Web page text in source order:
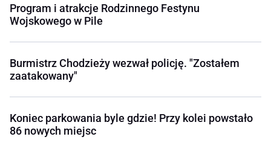
Program i atrakcje Rodzinnego Festynu
Wojskowego w Pile
Burmistrz Chodzieży wezwał policję. "Zostałem
zaatakowany"
Koniec parkowania byle gdzie! Przy kolei powstało
86 nowych miejsc